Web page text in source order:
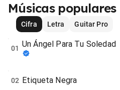
Músicas populares
Cifra
Letra Guitar Pro
01 Un Ángel Para Tu Soledad
02 Etiqueta Negra